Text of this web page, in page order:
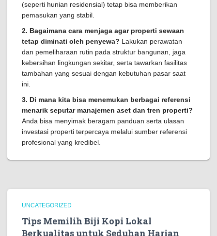
(seperti hunian residensial) tetap bisa memberikan
pemasukan yang stabil.
2. Bagaimana cara menjaga agar properti sewaan
tetap diminati oleh penyewa? Lakukan perawatan
dan pemeliharaan rutin pada struktur bangunan, jaga
kebersihan lingkungan sekitar, serta tawarkan fasilitas
tambahan yang sesuai dengan kebutuhan pasar saat
ini.
3. Di mana kita bisa menemukan berbagai referensi
menarik seputar manajemen aset dan tren properti?
Anda bisa menyimak beragam panduan serta ulasan
investasi properti terpercaya melalui sumber referensi
profesional yang kredibel.
UNCATEGORIZED
Tips Memilih Biji Kopi Lokal
Berkualitas untuk Seduhan Harian